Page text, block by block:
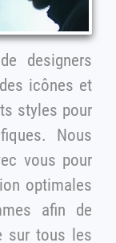
icônes et
styles pour
pour
optimales
les